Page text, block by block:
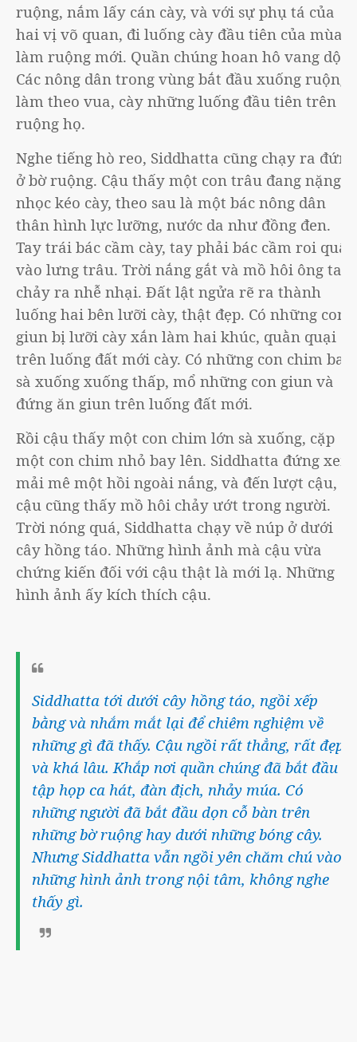
ruộng, nắm lấy cán cày, và với sự phụ tá của
hai vị võ quan, đi luống cày đầu tiên của mùa
làm ruộng mới. Quần chúng hoan hô vang dội.
Các nông dân trong vùng bắt đầu xuống ruộng
làm theo vua, cày những luống đầu tiên trên
ruộng họ.
Nghe tiếng hò reo, Siddhatta cũng chạy ra đứng
ở bờ ruộng. Cậu thấy một con trâu đang nặng
nhọc kéo cày, theo sau là một bác nông dân
thân hình lực lưỡng, nước da như đồng đen.
Tay trái bác cầm cày, tay phải bác cầm roi quất
vào lưng trâu. Trời nắng gắt và mồ hôi ông ta
chảy ra nhễ nhại. Đất lật ngửa rẽ ra thành
luống hai bên lưỡi cày, thật đẹp. Có những con
giun bị lưỡi cày xắn làm hai khúc, quằn quại
trên luống đất mới cày. Có những con chim bay
sà xuống xuống thấp, mổ những con giun và
đứng ăn giun trên luống đất mới.
Rồi cậu thấy một con chim lớn sà xuống, cặp
một con chim nhỏ bay lên. Siddhatta đứng xem
mải mê một hồi ngoài nắng, và đến lượt cậu,
cậu cũng thấy mồ hôi chảy ướt trong người.
Trời nóng quá, Siddhatta chạy về núp ở dưới
cây hồng táo. Những hình ảnh mà cậu vừa
chứng kiến đối với cậu thật là mới lạ. Những
hình ảnh ấy kích thích cậu.
Siddhatta tới dưới cây hồng táo, ngồi xếp
bằng và nhắm mắt lại để chiêm nghiệm về
những gì đã thấy. Cậu ngồi rất thẳng, rất đẹp
và khá lâu. Khắp nơi quần chúng đã bắt đầu
tập họp ca hát, đàn địch, nhảy múa. Có
những người đã bắt đầu dọn cỗ bàn trên
những bờ ruộng hay dưới những bóng cây.
Nhưng Siddhatta vẫn ngồi yên chăm chú vào
những hình ảnh trong nội tâm, không nghe
thấy gì.